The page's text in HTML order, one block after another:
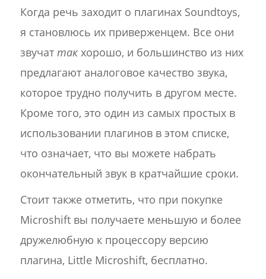
Когда речь заходит о плагинах Soundtoys,
я становлюсь их приверженцем. Все они
звучат такхорошо, и большинство из них
предлагают аналоговое качество звука,
которое трудно получить в другом месте.
Кроме того, это один из самых простых в
использовании плагинов в этом списке,
что означает, что вы можете набрать
окончательный звук в кратчайшие сроки.
Стоит также отметить, что при покупке
Microshift вы получаете меньшую и более
дружелюбную к процессору версию
плагина, Little Microshift, бесплатно.